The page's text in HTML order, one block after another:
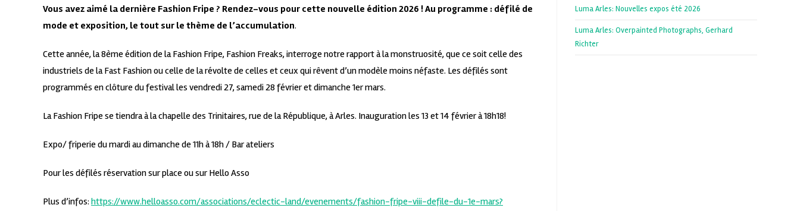
Vous avez aimé la dernière Fashion Fripe ? Rendez-vous pour cette nouvelle édition 2026 ! Au programme : défilé de
mode et exposition, le tout sur le thème de l’accumulation.
Cette année, la 8ème édition de la Fashion Fripe, Fashion Freaks, interroge notre rapport à la monstruosité, que ce soit celle des
industriels de la Fast Fashion ou celle de la révolte de celles et ceux qui rêvent d’un modèle moins néfaste. Les défilés sont
programmés en clôture du festival les vendredi 27, samedi 28 février et dimanche 1er mars.
La Fashion Fripe se tiendra à la chapelle des Trinitaires, rue de la République, à Arles. Inauguration les 13 et 14 février à 18h18!
Expo/ friperie du mardi au dimanche de 11h à 18h / Bar ateliers
Pour les défilés réservation sur place ou sur Hello Asso
Plus d’infos: https://www.helloasso.com/associations/eclectic-land/evenements/fashion-fripe-viii-defile-du-1e-mars?
Luma Arles: Nouvelles expos été 2026
Luma Arles: Overpainted Photographs, Gerhard
Richter